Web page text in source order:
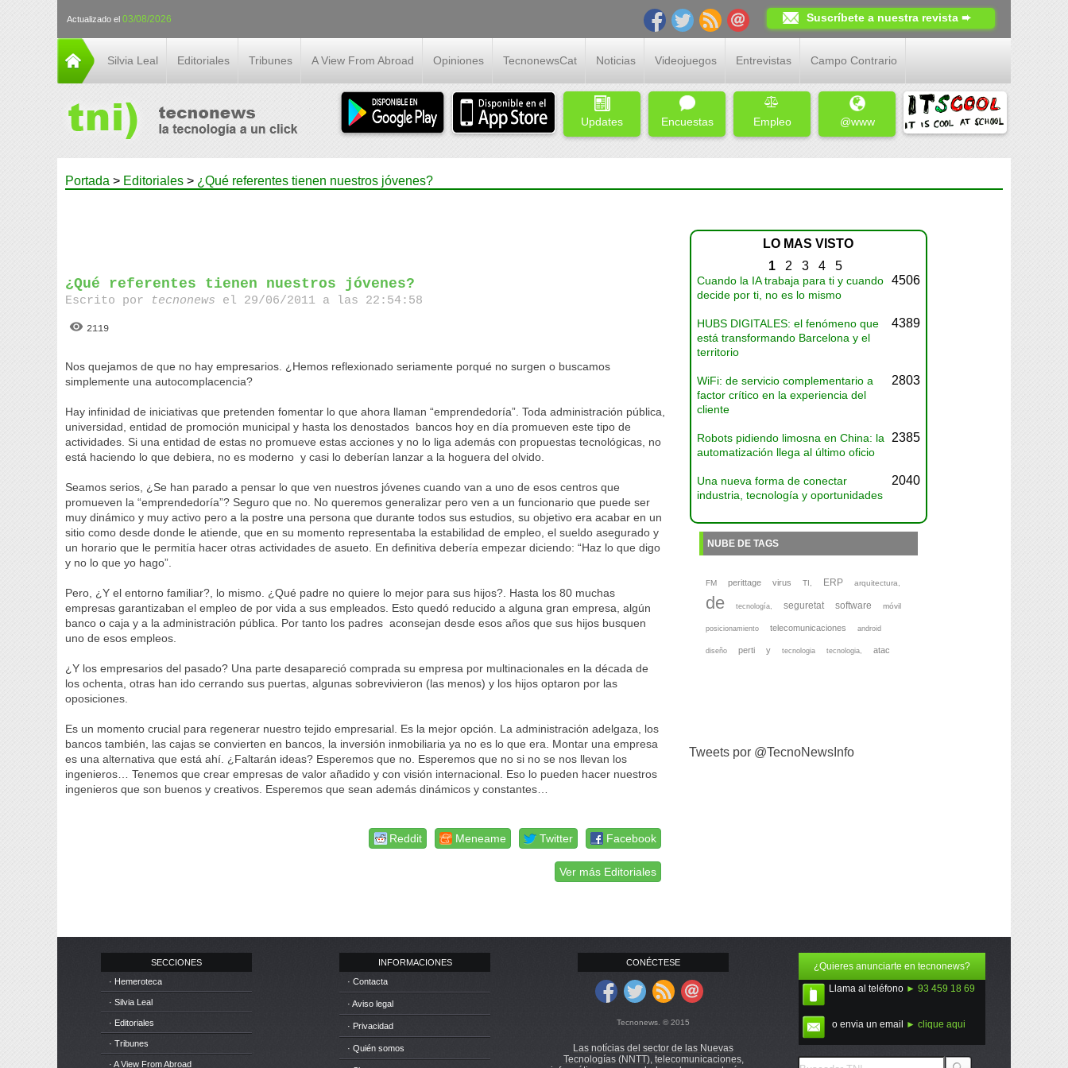
Actualizado el 03/08/2026 Suscríbete a nuestra revista ➨
Silvia Leal Editoriales Tribunes A View From Abroad Opiniones TecnonewsCat Noticias Videojuegos Entrevistas Campo Contrario
Updates Encuestas Empleo @www
Portada > Editoriales > ¿Qué referentes tienen nuestros jóvenes?
¿Qué referentes tienen nuestros jóvenes?
Escrito por tecnonews el 29/06/2011 a las 22:54:58
2119
Nos quejamos de que no hay empresarios. ¿Hemos reflexionado seriamente porqué no surgen o buscamos
simplemente una autocomplacencia?
Hay infinidad de iniciativas que pretenden fomentar lo que ahora llaman “emprendedoría”. Toda administración pública,
universidad, entidad de promoción municipal y hasta los denostados bancos hoy en día promueven este tipo de
actividades. Si una entidad de estas no promueve estas acciones y no lo liga además con propuestas tecnológicas, no
está haciendo lo que debiera, no es moderno y casi lo deberían lanzar a la hoguera del olvido.
Seamos serios, ¿Se han parado a pensar lo que ven nuestros jóvenes cuando van a uno de esos centros que
promueven la “emprendedoría”? Seguro que no. No queremos generalizar pero ven a un funcionario que puede ser
muy dinámico y muy activo pero a la postre una persona que durante todos sus estudios, su objetivo era acabar en un
sitio como desde donde le atiende, que en su momento representaba la estabilidad de empleo, el sueldo asegurado y
un horario que le permitía hacer otras actividades de asueto. En definitiva debería empezar diciendo: “Haz lo que digo
y no lo que yo hago”.
Pero, ¿Y el entorno familiar?, lo mismo. ¿Qué padre no quiere lo mejor para sus hijos?. Hasta los 80 muchas
empresas garantizaban el empleo de por vida a sus empleados. Esto quedó reducido a alguna gran empresa, algún
banco o caja y a la administración pública. Por tanto los padres aconsejan desde esos años que sus hijos busquen
uno de esos empleos.
¿Y los empresarios del pasado? Una parte desapareció comprada su empresa por multinacionales en la década de
los ochenta, otras han ido cerrando sus puertas, algunas sobrevivieron (las menos) y los hijos optaron por las
oposiciones.
Es un momento crucial para regenerar nuestro tejido empresarial. Es la mejor opción. La administración adelgaza, los
bancos también, las cajas se convierten en bancos, la inversión inmobiliaria ya no es lo que era. Montar una empresa
es una alternativa que está ahí. ¿Faltarán ideas? Esperemos que no. Esperemos que no si no se nos llevan los
ingenieros… Tenemos que crear empresas de valor añadido y con visión internacional. Eso lo pueden hacer nuestros
ingenieros que son buenos y creativos. Esperemos que sean además dinámicos y constantes…
Facebook
Twitter
Meneame
Reddit
Ver más Editoriales
LO MAS VISTO
1 2 3 4 5
Cuando la IA trabaja para ti y cuando
decide por ti, no es lo mismo
4506
HUBS DIGITALES: el fenómeno que
está transformando Barcelona y el
territorio
4389
WiFi: de servicio complementario a
factor crítico en la experiencia del
cliente
2803
Robots pidiendo limosna en China: la
automatización llega al último oficio
2385
Una nueva forma de conectar
industria, tecnología y oportunidades
2040
NUBE DE TAGS
FM perittage virus TI, ERP arquitectura,
de tecnología, seguretat software móvil
posicionamiento telecomunicaciones android
diseño perti y tecnologia tecnologia, atac
Tweets por @TecnoNewsInfo
SECCIONES
· Hemeroteca
· Silvia Leal
· Editoriales
· Tribunes
· A View From Abroad
INFORMACIONES
· Contacta
· Aviso legal
· Privacidad
· Quién somos
CONÉCTESE
Tecnonews. © 2015
Las notícias del sector de las Nuevas
Tecnologías (NNTT), telecomunicaciones,
¿Quieres anunciarte en tecnonews?
Llama al teléfono ► 93 459 18 69
o envia un email ► clique aqui